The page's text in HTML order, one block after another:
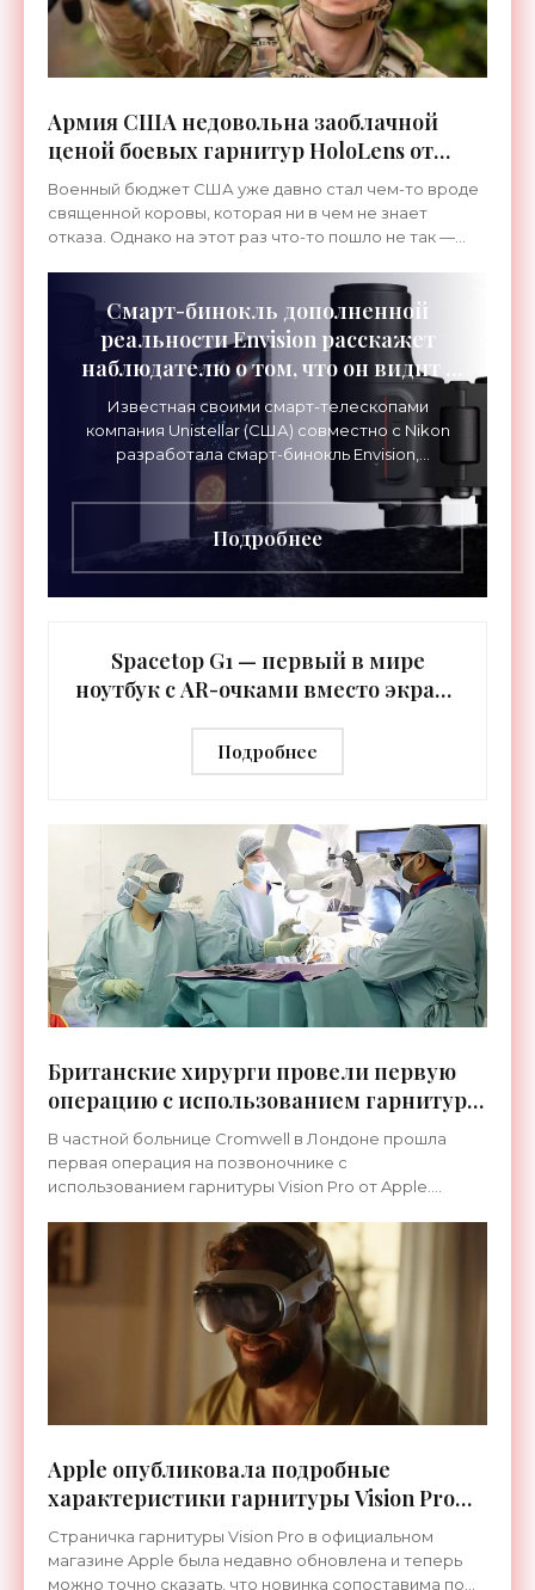
Армия США недовольна заоблачной
ценой боевых гарнитур HoloLens от
Microsoft в $80 000 - «Гаджеты»
Военный бюджет США уже давно стал чем-то вроде
священной коровы, которая ни в чем не знает
отказа. Однако на этот раз что-то пошло не так —
Смарт-бинокль дополненной
реальности Envision расскажет
наблюдателю о том, что он видит -
«Гаджеты»
Известная своими смарт-телескопами
компания Unistellar (США) совместно с Nikon
разработала смарт-бинокль Envision,
объединив в нем оптику премиум-класса с
технологией дополненной
Подробнее
Spacetop G1 — первый в мире
ноутбук с AR-очками вместо экрана
Подробнее
Британские хирурги провели первую
операцию с использованием гарнитуры
Apple Vision Pro - «Гаджеты»
В частной больнице Cromwell в Лондоне прошла
первая операция на позвоночнике с
использованием гарнитуры Vision Pro от Apple.
ассистирующая им
Apple опубликовала подробные
характеристики гарнитуры Vision Pro
стоимостью $3500 - «Гаджеты»
Страничка гарнитуры Vision Pro в официальном
магазине Apple была недавно обновлена и теперь
можно точно сказать, что новинка сопоставима по